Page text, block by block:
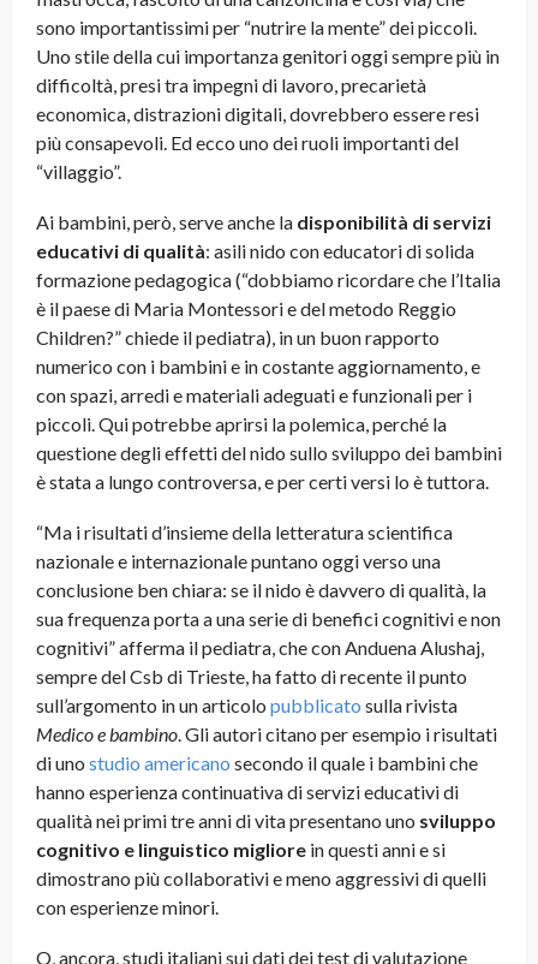
sono importantissimi per “nutrire la mente” dei piccoli.
Uno stile della cui importanza genitori oggi sempre più in
difficoltà, presi tra impegni di lavoro, precarietà
economica, distrazioni digitali, dovrebbero essere resi
più consapevoli. Ed ecco uno dei ruoli importanti del
“villaggio”.
Ai bambini, però, serve anche la disponibilità di servizi
educativi di qualità: asili nido con educatori di solida
formazione pedagogica (“dobbiamo ricordare che l’Italia
è il paese di Maria Montessori e del metodo Reggio
Children?” chiede il pediatra), in un buon rapporto
numerico con i bambini e in costante aggiornamento, e
con spazi, arredi e materiali adeguati e funzionali per i
piccoli. Qui potrebbe aprirsi la polemica, perché la
questione degli effetti del nido sullo sviluppo dei bambini
è stata a lungo controversa, e per certi versi lo è tuttora.
“Ma i risultati d’insieme della letteratura scientifica
nazionale e internazionale puntano oggi verso una
conclusione ben chiara: se il nido è davvero di qualità, la
sua frequenza porta a una serie di benefici cognitivi e non
cognitivi” afferma il pediatra, che con Anduena Alushaj,
sempre del Csb di Trieste, ha fatto di recente il punto
sull’argomento in un articolo pubblicato sulla rivista
Medico e bambino. Gli autori citano per esempio i risultati
di uno studio americano secondo il quale i bambini che
hanno esperienza continuativa di servizi educativi di
qualità nei primi tre anni di vita presentano uno sviluppo
cognitivo e linguistico migliore in questi anni e si
dimostrano più collaborativi e meno aggressivi di quelli
con esperienze minori.
O, ancora, studi italiani sui dati dei test di valutazione